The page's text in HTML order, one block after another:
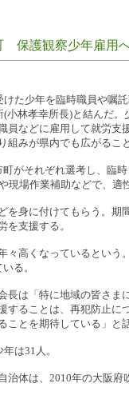
保護観察少年雇用
た少年を臨時職員や嘱
林孝幸所長)と結んだ。
員などに雇用して就労支
みが県内でも広がるこ
がそれぞれ選考し、臨
場作業補助などで、適
を身に付けてもらう。期
支援する。
々高くなっているという
る。
長は「特に地域の皆さま
することは、再犯防止に
とを期待している」と話
は31人。
治体は、2010年の大阪府